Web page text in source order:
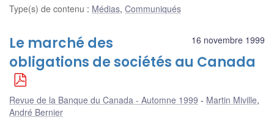
Type(s) de contenu : Médias, Communiqués
16 novembre 1999
Le marché des
obligations de sociétés au Canada
Revue de la Banque du Canada - Automne 1999 Martin Miville,
André Bernier